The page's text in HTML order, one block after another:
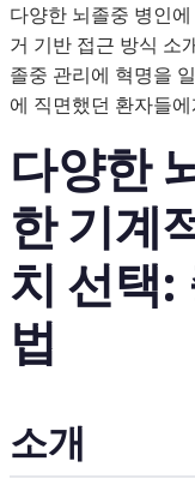
다양한 뇌졸중 병인
거 기반 접근 방식 소
졸중 관리에 혁명을
에 직면했던 환자들
다양한
한 기계
치 선택:
법
소개